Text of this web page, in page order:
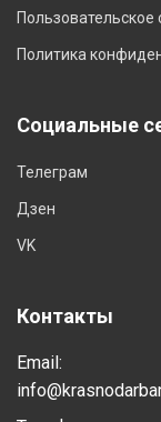
Пользовательское
Политика
Социальные
Телеграм
Дзен
VK
Контакты
Email: